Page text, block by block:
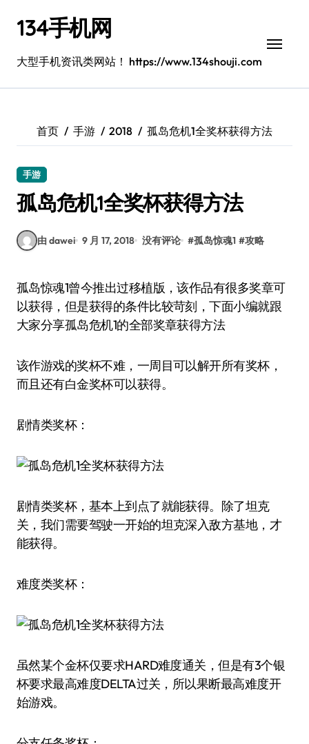
134手机网
大型手机资讯类网站！ https://www.134shouji.com
首页 手游 2018 孤岛危机1全奖杯获得方法
手游
孤岛危机1全奖杯获得方法
由 dawei 9 月 17, 2018 没有评论 #孤岛惊魂1 #攻略
孤岛惊魂1曾今推出过移植版，该作品有很多奖章可
以获得，但是获得的条件比较苛刻，下面小编就跟
大家分享孤岛危机1的全部奖章获得方法
该作游戏的奖杯不难，一周目可以解开所有奖杯，
而且还有白金奖杯可以获得。
剧情类奖杯：
剧情类奖杯，基本上到点了就能获得。除了坦克
关，我们需要驾驶一开始的坦克深入敌方基地，才
能获得。
难度类奖杯：
虽然某个金杯仅要求HARD难度通关，但是有3个银
杯要求最高难度DELTA过关，所以果断最高难度开
始游戏。